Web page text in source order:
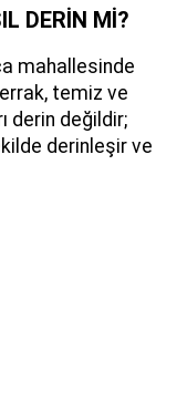
DERİN Mİ?
mahallesinde
temiz ve
derin değildir;
derinleşir ve